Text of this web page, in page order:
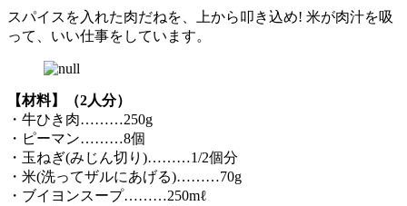
スパイスを入れた肉だねを、上から叩き込め! 米が肉汁を吸
って、いい仕事をしています。
【材料】（2人分）
・牛ひき肉………250g
・ピーマン………8個
・玉ねぎ(みじん切り)………1/2個分
・米(洗ってザルにあげる)………70g
・ブイヨンスープ………250mℓ